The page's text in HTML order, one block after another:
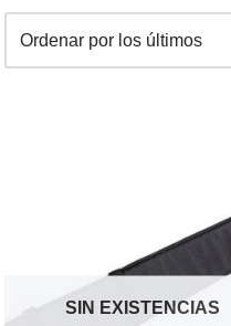
SIN EXISTENCIAS